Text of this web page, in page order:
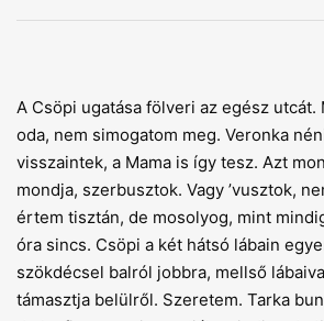
A Csöpi ugatása fölveri az egész utcát.
oda, nem simogatom meg. Veronka
visszaintek, a Mama is így tesz. Azt
mondja, szerbusztok. Vagy ’vusztok,
értem tisztán, de mosolyog, mint
óra sincs. Csöpi a két hátsó lábain
szökdécsel balról jobbra, mellső
támasztja belülről. Szeretem. Tarka